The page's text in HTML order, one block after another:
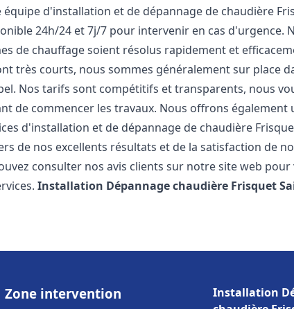
équipe d'installation et de dépannage de chaudière
24h/24 et 7j/7 pour intervenir en cas d'urgence.
de chauffage soient résolus rapidement et
très courts, nous sommes généralement sur place
Nos tarifs sont compétitifs et transparents, nous
de commencer les travaux. Nous offrons également
d'installation et de dépannage de chaudière
de nos excellents résultats et de la satisfaction de
consulter nos avis clients sur notre site web pour
Installation Dépannage chaudière Frisquet
Zone intervention
Installation